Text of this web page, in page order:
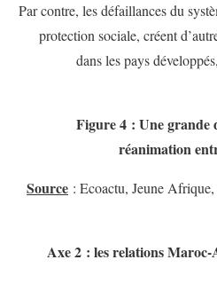
Par contre, les défaillances du
protection sociale, créent
dans les pays
Figure 4 : Une grande
réanimation
Source : Ecoactu, Jeune
Axe 2 : les relations